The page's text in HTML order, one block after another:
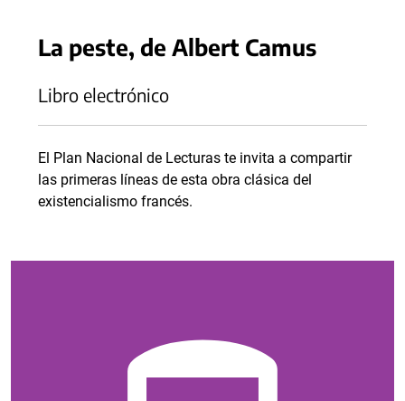
La peste, de Albert Camus
Libro electrónico
El Plan Nacional de Lecturas te invita a compartir
las primeras líneas de esta obra clásica del
existencialismo francés.